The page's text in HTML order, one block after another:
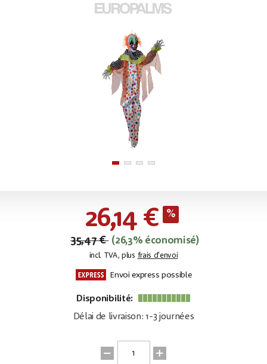
26,14 €
35,47 € (26,3% économisé)
incl. TVA, plus frais d'envoi
Envoi express possible
Disponibilité:
Délai de livraison: 1-3 journées